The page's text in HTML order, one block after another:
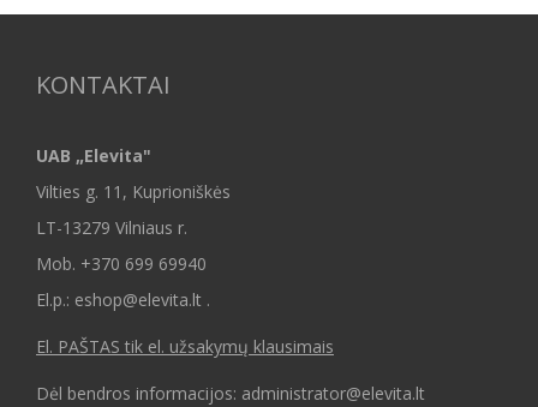
KONTAKTAI
UAB „Elevita"
Vilties g. 11, Kuprioniškės
LT-13279 Vilniaus r.
Mob. +370 699 69940
El.p.: eshop@elevita.lt .
El. PAŠTAS tik el. užsakymų klausimais
Dėl bendros informacijos: administrator@elevita.lt